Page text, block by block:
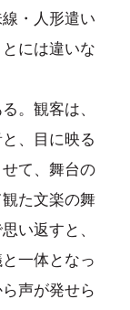
・人形遣い
には違いな
。観客は、
、目に映る
て、舞台の
た文楽の舞
い返すと、
一体となっ
声が発せら